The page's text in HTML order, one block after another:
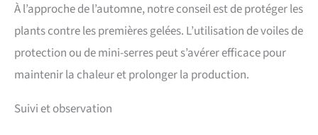
À l’approche de l’automne, notre conseil est de protéger les
plants contre les premières gelées. L’utilisation de voiles de
protection ou de mini-serres peut s’avérer efficace pour
maintenir la chaleur et prolonger la production.
Suivi et observation